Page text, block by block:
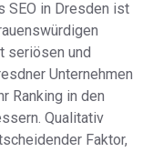
SEO in Dresden ist
seriösen und
Unternehmen
Ranking in den
Qualitativ
Faktor,